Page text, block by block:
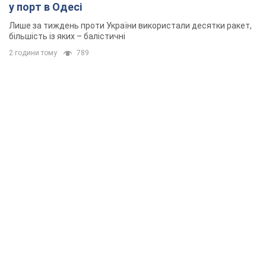
у порт в Одесі
Лише за тиждень проти України використали десятки ракет,
більшість із яких – балістичні
2 години тому 789